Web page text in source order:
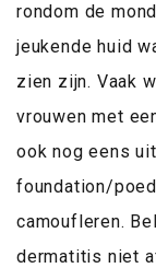
rondom de
jeukende huid
zien zijn. Vaak
vrouwen met
ook nog eens
foundation/
camoufleren.
dermatitis niet